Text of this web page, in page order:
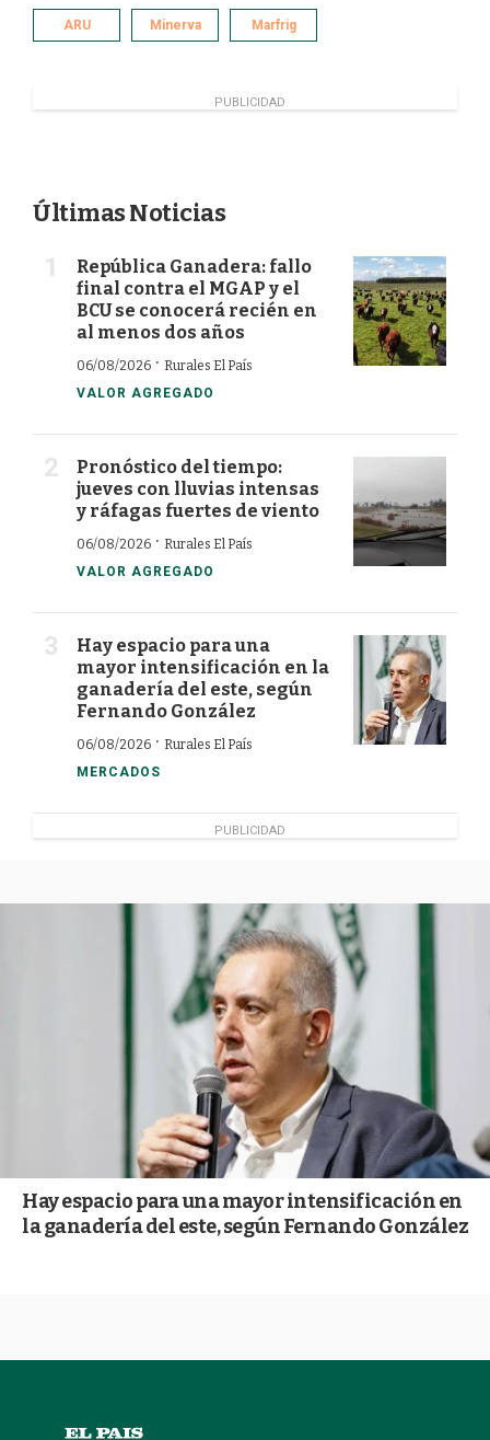
e
b
k
k
e
n
t
t
i
l
ARU Minerva Marfrig
PUBLICIDAD
Últimas Noticias
República Ganadera: fallo
final contra el MGAP y el
BCU se conocerá recién en
al menos dos años
06/08/2026 · Rurales El País
VALOR AGREGADO
Pronóstico del tiempo:
jueves con lluvias intensas
y ráfagas fuertes de viento
06/08/2026 · Rurales El País
VALOR AGREGADO
Hay espacio para una
mayor intensificación en la
ganadería del este, según
Fernando González
06/08/2026 · Rurales El País
MERCADOS
PUBLICIDAD
Hay espacio para una mayor intensificación en
la ganadería del este, según Fernando González